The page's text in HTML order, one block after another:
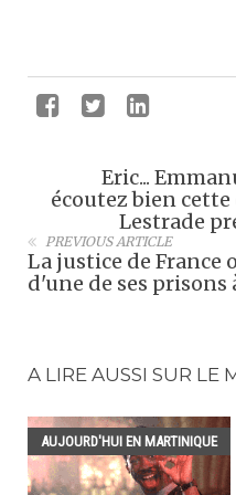
Eric...
écoutez bien
Lestrade
PREVIOUS ARTICLE
La justice de France
d'une de ses prisons
A LIRE AUSSI SUR LE
AUJOURD'HUI EN MARTINIQUE